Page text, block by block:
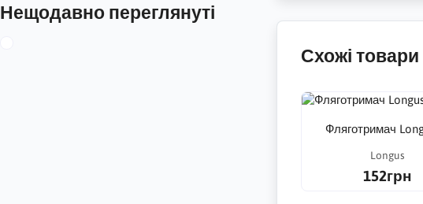
Нещодавно переглянуті
Схожі товари
Фляготримач
Longus
152грн